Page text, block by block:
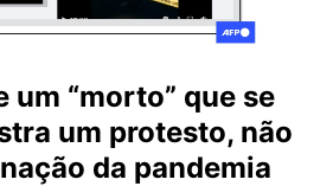
um “morto” que se
um protesto, não
da pandemia